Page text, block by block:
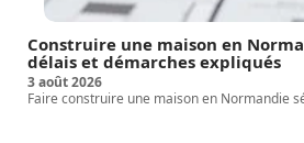
Construire une maison en
délais et démarches expliqués
3 août 2026
Faire construire une maison en Normandie